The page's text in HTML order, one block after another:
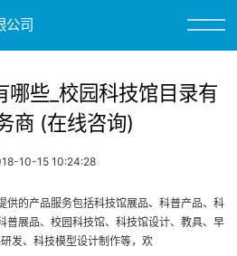
公司
哪些_校园科技馆目录有
商 (在线咨询)
10-15 10:24:28
供的产品服务包括科技馆展品、科普产品、科
普展品、校园科技馆、科技馆设计、教具、早
发、科技模型设计制作等，欢